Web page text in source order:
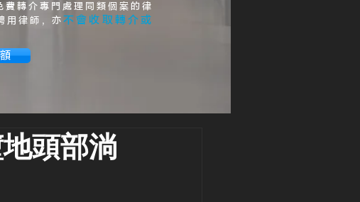
轉介專門處理同類個案的律
用律師, 亦 不會收取轉介或
頭部淌